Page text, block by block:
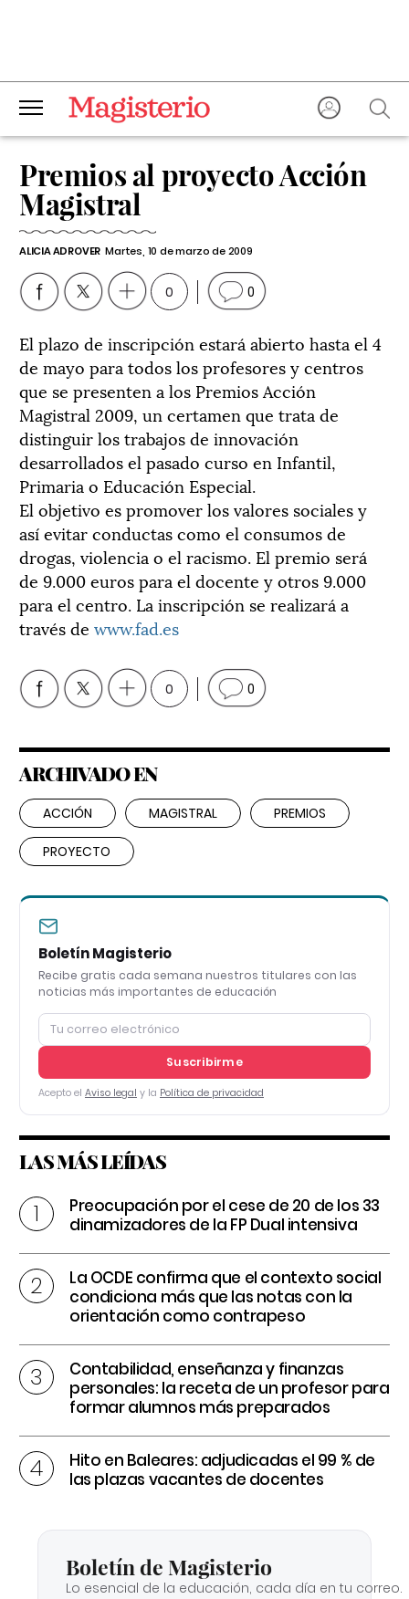
Premios al proyecto Acción
Magistral
ALICIA ADROVER Martes, 10 de marzo de 2009
0 0
El plazo de inscripción estará abierto hasta el 4
de mayo para todos los profesores y centros
que se presenten a los Premios Acción
Magistral 2009, un certamen que trata de
distinguir los trabajos de innovación
desarrollados el pasado curso en Infantil,
Primaria o Educación Especial.
El objetivo es promover los valores sociales y
así evitar conductas como el consumos de
drogas, violencia o el racismo. El premio será
de 9.000 euros para el docente y otros 9.000
para el centro. La inscripción se realizará a
través de www.fad.es
0 0
ARCHIVADO EN
ACCIÓN MAGISTRAL PREMIOS
PROYECTO
Boletín Magisterio
Recibe gratis cada semana nuestros titulares con las
noticias más importantes de educación
Suscribirme
Acepto el Aviso legal y la Política de privacidad
LAS MÁS LEÍDAS
Preocupación por el cese de 20 de los 33
dinamizadores de la FP Dual intensiva
La OCDE confirma que el contexto social
condiciona más que las notas con la
orientación como contrapeso
Contabilidad, enseñanza y finanzas
personales: la receta de un profesor para
formar alumnos más preparados
Hito en Baleares: adjudicadas el 99 % de
las plazas vacantes de docentes
Boletín de Magisterio
Lo esencial de la educación, cada día en tu correo.